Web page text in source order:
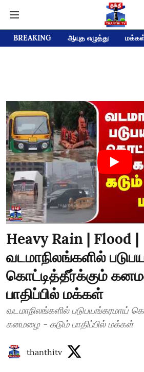
BREAKING ஆயுத எழுத்து
Heavy Rain | Flood |
வடமாநிலங்களில்
கொட்டித்தீர்க்கும்
பாதிப்பில் மக்கள்
வடமாநிலங்களில் படுபயங்கரமாய்
கனமழை - கடும் பாதிப்பில் மக்கள்
thanthitv